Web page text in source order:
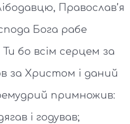
Православ’я
Бога рабе
бо всім серцем за
за Христом і даний
примножив:
і годував;